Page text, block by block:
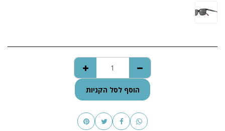
הוסף לסל הקניות